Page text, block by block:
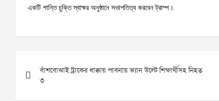
একটি শান্তি চুক্তি স্বাক্ষর অনুষ্ঠানে সভাপতিত্ব করবেন ট্রাম্প।
navigation
বাঁশবোঝাই ট্রাকের ধাক্কায় পাবনায় ভ্যান উল্টে শিক্ষার্থীসহ নিহত
৩